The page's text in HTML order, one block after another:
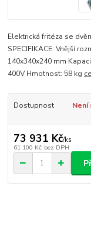
Elektrická fritéza se
SPECIFIKACE: Vnější
140x340x240 mm
400V Hmotnost: 58 kg
Dostupnost Není
73 931 Kč/ks
61 100 Kč bez DPH